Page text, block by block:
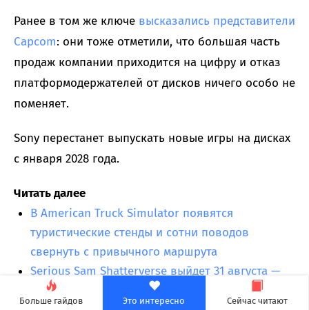
Больше гайдов Это интересно Сейчас читают
Ранее в том же ключе высказались представители
Capcom: они тоже отметили, что большая часть
продаж компании приходится на цифру и отказ
платформодержателей от дисков ничего особо не
поменяет.
Sony перестанет выпускать новые игры на дисках
с января 2028 года.
Читать далее
В American Truck Simulator появятся
туристические стенды и сотни поводов
свернуть с привычного маршрута
Serious Sam Shatterverse выйдет 31 августа —
новый трейлер